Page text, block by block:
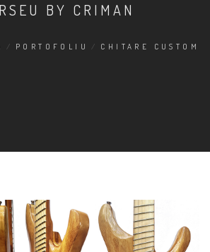
BY CRIMAN
/ PORTOFOLIU / CHITARE CUSTOM